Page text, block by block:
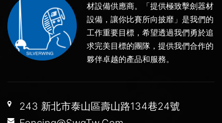
材設備供應商。「提供極致擊劍器材
設備，讓你比賽所向披靡」是我們的
工作重要目標，希望透過我們勇於追
求完美目標的團隊，提供我們合作的
夥伴卓越的產品和服務。
243 新北市泰山區壽山路134巷24號